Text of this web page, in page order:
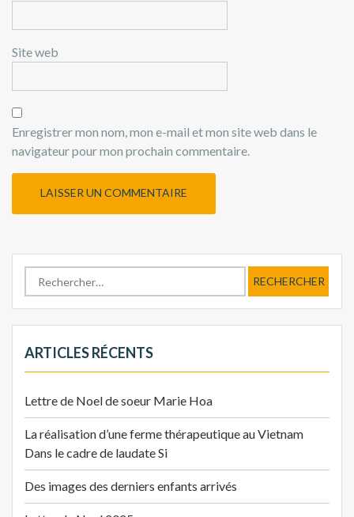
Site web
Enregistrer mon nom, mon e-mail et mon site web dans le
navigateur pour mon prochain commentaire.
Rechercher :
ARTICLES RÉCENTS
Lettre de Noel de soeur Marie Hoa
La réalisation d’une ferme thérapeutique au Vietnam
Dans le cadre de laudate Si
Des images des derniers enfants arrivés